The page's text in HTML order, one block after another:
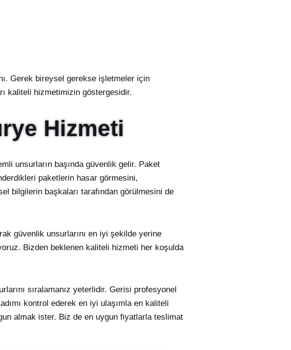
Gerek bireysel gerekse işletmeler için
kaliteli hizmetimizin göstergesidir.
Hizmeti
unsurların başında güvenlik gelir. Paket
paketlerin hasar görmesini,
bilgilerin başkaları tarafından görülmesini de
güvenlik unsurlarını en iyi şekilde yerine
Bizden beklenen kaliteli hizmeti her koşulda
sıralamanız yeterlidir. Gerisi profesyonel
kontrol ederek en iyi ulaşımla en kaliteli
almak ister. Biz de en uygun fiyatlarla teslimat